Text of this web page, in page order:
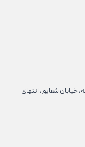
فاز 2، میدان لاله، خیابان شقایق، انتهای